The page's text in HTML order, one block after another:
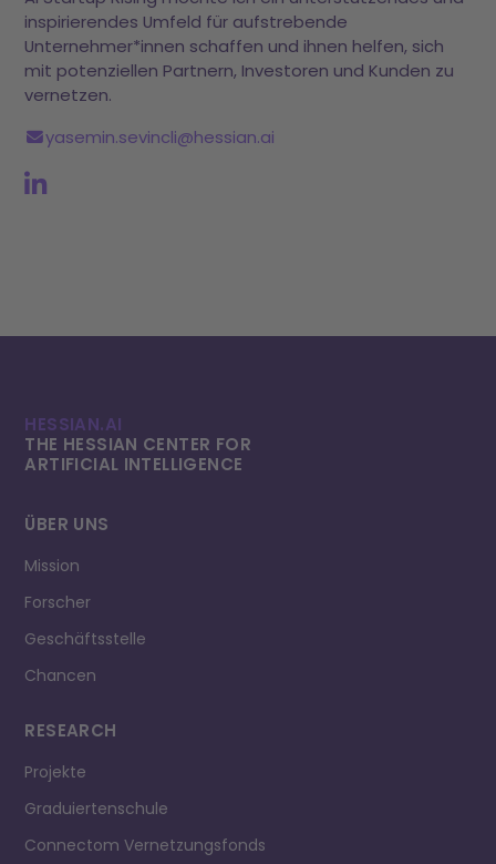
inspirierendes Umfeld für aufstrebende
Unternehmer*innen schaffen und ihnen helfen, sich
mit potenziellen Partnern, Investoren und Kunden zu
vernetzen.
yasemin.sevincli@hessian.ai
HESSIAN.AI
THE HESSIAN CENTER FOR
ARTIFICIAL INTELLI­GENCE
ÜBER UNS
Mission
Forscher
Geschäftsstelle
Chancen
RESEARCH
Projekte
Graduiertenschule
Connectom Vernetzungsfonds